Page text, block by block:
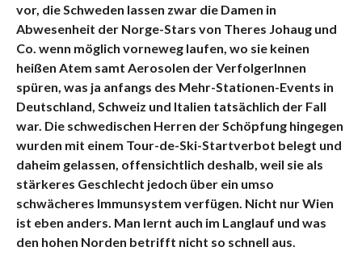
vor, die Schweden lassen zwar die Damen in
Abwesenheit der Norge-Stars von Theres Johaug und
Co. wenn möglich vorneweg laufen, wo sie keinen
heißen Atem samt Aerosolen der VerfolgerInnen
spüren, was ja anfangs des Mehr-Stationen-Events in
Deutschland, Schweiz und Italien tatsächlich der Fall
war. Die schwedischen Herren der Schöpfung hingegen
wurden mit einem Tour-de-Ski-Startverbot belegt und
daheim gelassen, offensichtlich deshalb, weil sie als
stärkeres Geschlecht jedoch über ein umso
schwächeres Immunsystem verfügen. Nicht nur Wien
ist eben anders. Man lernt auch im Langlauf und was
den hohen Norden betrifft nicht so schnell aus.